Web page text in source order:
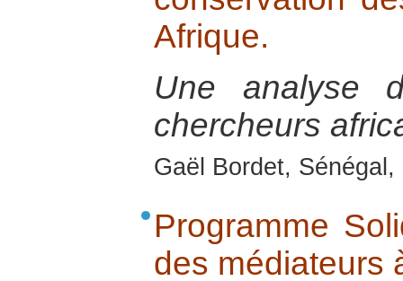
Afrique.
Une analyse
chercheurs
Gaël Bordet,
Programme
des médiateurs